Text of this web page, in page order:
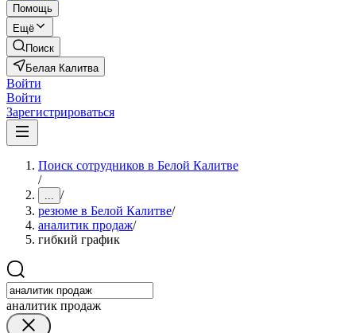
Помощь
Ещё
Поиск
Белая Калитва
Войти
Войти
Зарегистрироваться
Поиск сотрудников в Белой Калитве
/
... /
резюме в Белой Калитве/
аналитик продаж/
гибкий график
аналитик продаж